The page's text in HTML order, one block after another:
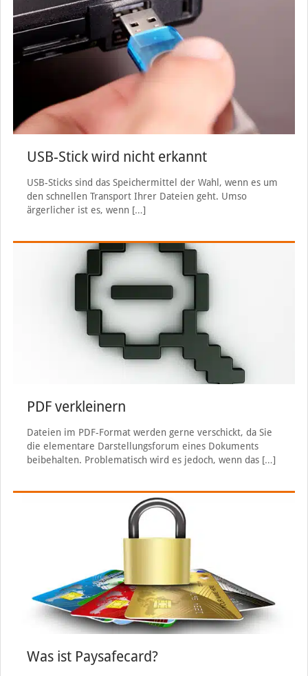
USB-Stick wird nicht erkannt
USB-Sticks sind das Speichermittel der Wahl, wenn es um
den schnellen Transport Ihrer Dateien geht. Umso
ärgerlicher ist es, wenn […]
PDF verkleinern
Dateien im PDF-Format werden gerne verschickt, da Sie
die elementare Darstellungsforum eines Dokuments
beibehalten. Problematisch wird es jedoch, wenn das[…]
Was ist Paysafecard?